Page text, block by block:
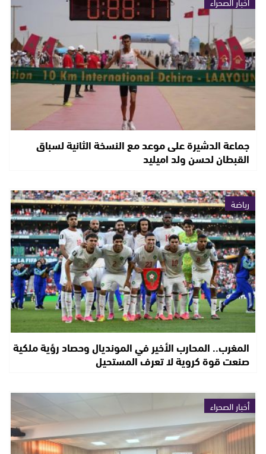
جماعة الدشيرة على موعد مع النسخة الثانية لسباق
القبطان لحسن ولد اميليد
رياضة
المغرب.. المحارب الأخير في المونديال وحصاد رؤية ملكية
صنعت قوة كروية لا تعرف المستحيل
أخبار الصحراء